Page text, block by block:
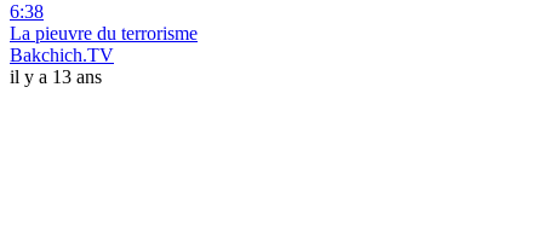
6:38
La pieuvre du terrorisme
Bakchich.TV
il y a 13 ans